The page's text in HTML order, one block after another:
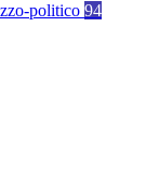
politico 94